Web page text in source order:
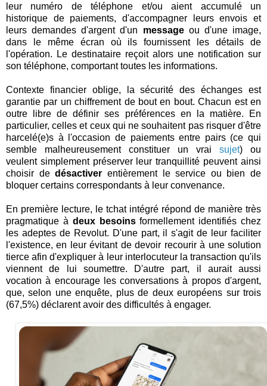
leur numéro de téléphone et/ou aient accumulé un
historique de paiements, d'accompagner leurs envois et
leurs demandes d'argent d'un messageou d'une image,
dans le même écran où ils fournissent les détails de
l'opération. Le destinataire reçoit alors une notification sur
son téléphone, comportant toutes les informations.
Contexte financier oblige, la sécurité des échanges est
garantie par un chiffrement de bout en bout. Chacun est en
outre libre de définir ses préférences en la matière. En
particulier, celles et ceux qui ne souhaitent pas risquer d'être
harcelé(e)s à l'occasion de paiements entre pairs (ce qui
semble malheureusement constituer un vrai sujet) ou
veulent simplement préserver leur tranquillité peuvent ainsi
choisir dedésactiver entièrement le service ou bien de
bloquer certains correspondants à leur convenance.
En première lecture, le tchat intégré répond de manière très
pragmatique à deux besoinsformellement identifiés chez
les adeptes de Revolut. D'une part, il s'agit de leur faciliter
l'existence, en leur évitant de devoir recourir à une solution
tierce afin d'expliquer à leur interlocuteur la transaction qu'ils
viennent de lui soumettre. D'autre part, il aurait aussi
vocation à encourage les conversations à propos d'argent,
que, selon une enquête, plus de deux européens sur trois
(67,5%) déclarent avoir des difficultés à engager.